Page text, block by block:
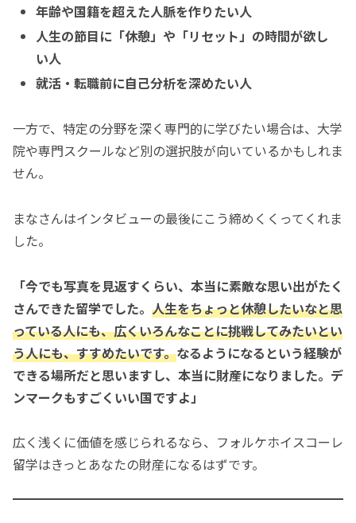
年齢や国籍を超えた人脈を作りたい人
人生の節目に「休憩」や「リセット」の時間が欲し
い人
就活・転職前に自己分析を深めたい人
一方で、特定の分野を深く専門的に学びたい場合は、大学
院や専門スクールなど別の選択肢が向いているかもしれま
せん。
まなさんはインタビューの最後にこう締めくくってくれま
した。
「今でも写真を見返すくらい、本当に素敵な思い出がたく
さんできた留学でした。 人生をちょっと休憩したいなと思
っている人にも、広くいろんなことに挑戦してみたいとい
う人にも、すすめたいです。なるようになるという経験が
できる場所だと思いますし、本当に財産になりました。デ
ンマークもすごくいい国ですよ」
広く浅くに価値を感じられるなら、フォルケホイスコーレ
留学はきっとあなたの財産になるはずです。